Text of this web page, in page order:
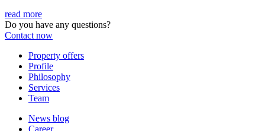
read more
Do you have any questions?
Contact now
Property offers
Profile
Philosophy
Services
Team
News blog